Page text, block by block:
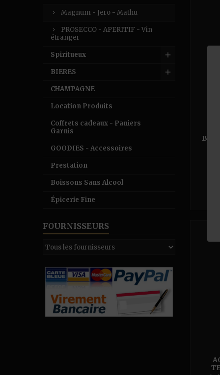
Magnum - Jero - Mathu
PROSECCO - APERITIF - Vin
étranger
Spiritueux
BIERES
CHAMPAGNE
Location Produits
Coffrets cadeaux - Paniers
Garnis
GOODIES - Accessoires
Prestation
Boissons Sans Alcool
Épicerie Fine
FOURNISSEURS